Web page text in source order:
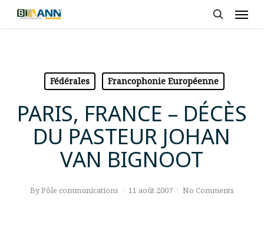
Skip
Fédérales Francophonie Européenne
PARIS, FRANCE – DÉCÈS
DU PASTEUR JOHAN
VAN BIGNOOT
ByPôle communications 11 août 2007 No Comments